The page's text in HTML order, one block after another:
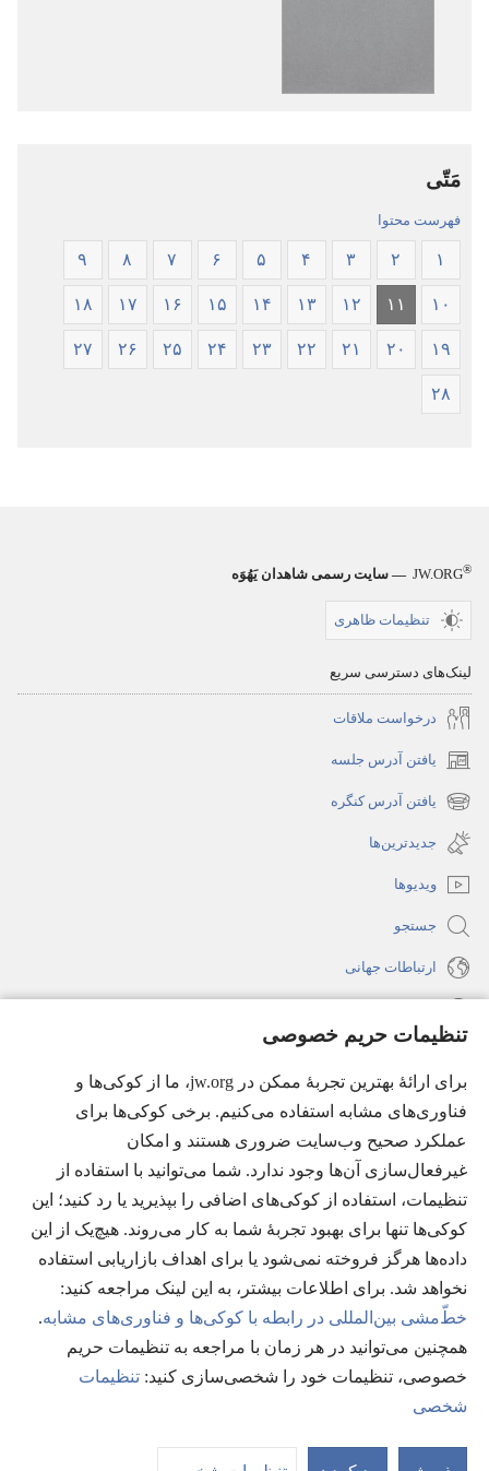
تنظیمات حریم خصوصی
برای ارائهٔ بهترین تجربهٔ ممکن در jw.org، ما از کوکی‌ها و
فناوری‌های مشابه استفاده می‌کنیم. برخی کوکی‌ها برای
عملکرد صحیح وب‌سایت ضروری هستند و امکان
غیرفعال‌سازی آن‌ها وجود ندارد. شما می‌توانید با استفاده از
تنظیمات، استفاده از کوکی‌های اضافی را بپذیرید یا رد کنید؛ این
کوکی‌ها تنها برای بهبود تجربهٔ شما به کار می‌روند. هیچ‌یک از این
داده‌ها هرگز فروخته نمی‌شود یا برای اهداف بازاریابی استفاده
نخواهد شد. برای اطلاعات بیشتر، به این لینک مراجعه کنید:‏
خطّ‌مشی بین‌المللی در رابطه با کوکی‌ها و فناوری‌های مشابه.
همچنین می‌توانید در هر زمان با مراجعه به تنظیمات حریم
خصوصی، تنظیمات خود را شخصی‌سازی کنید:‏ تنظیمات
شخصی
مَتّی
فهرست محتوا
۱ ۲ ۳ ۴ ۵ ۶ ۷ ۸ ۹
۱۰ ۱۱ ۱۲ ۱۳ ۱۴ ۱۵ ۱۶ ۱۷ ۱۸
۱۹ ۲۰ ۲۱ ۲۲ ۲۳ ۲۴ ۲۵ ۲۶ ۲۷
۲۸
JW.ORG® — سایت رسمی شاهدان یَهُوَه
تنظیمات ظاهری
لینک‌های دسترسی سریع
درخواست ملاقات
یافتن آدرس جلسه
(پنجره‌ای
جدید
می‌شود)
یافتن آدرس کنگره
(پنجره‌ای
جدید
باز
می‌شود)
جدیدترین‌ها
ویدیوها
جستجو
ارتباطات جهانی
(پنجره‌ای
جدید
می‌شود)
کتابخانهٔ آنلاین نشریات شاهدان یَهُوَه
(پنجره‌ای
جدید
می‌شود)
JW Hub
®
(پنجره‌ای
باز
می‌شود)
®
JW Library
Watchtower Library
© 2026 Watch Tower Bible and Tract Society of Pennsylvania.